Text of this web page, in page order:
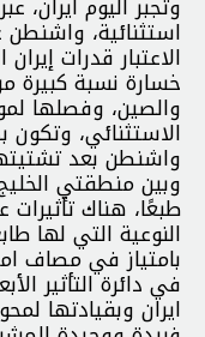
استثنائية،
الاعتبار قدرات
خسارة نسبة كبيرة
والصين، وفصلها
الاستثنائي،
واشنطن بعد
وبين منطقتي
طبعًا، هناك
النوعية التي لها
بامتياز في مصاف
في دائرة التأثير
ايران وبقيادتها